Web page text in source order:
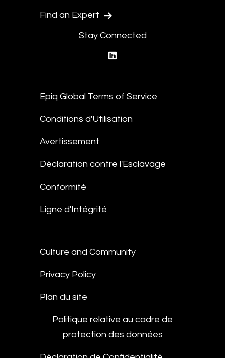
Find an Expert
Stay Connected
Epiq Global Terms of Service
Conditions d'Utilisation
Avertissement
Déclaration contre l'Esclavage
Conformité
Ligne d'Intégrité
Culture and Community
Privacy Policy
Plan du site
Politique relative au cadre de
protection des données